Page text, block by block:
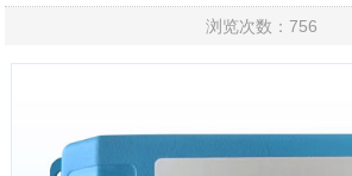
联系我们
浏览次数：756